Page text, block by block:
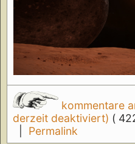
kommentare
derzeit deaktiviert) (
Permalink